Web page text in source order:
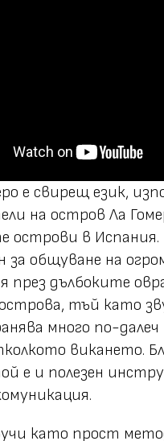
е свирещ език,
на остров Ла
острови в Испания.
за общуване на
през дълбоките
тъй като
много по-
викането.
е и полезен
като прост